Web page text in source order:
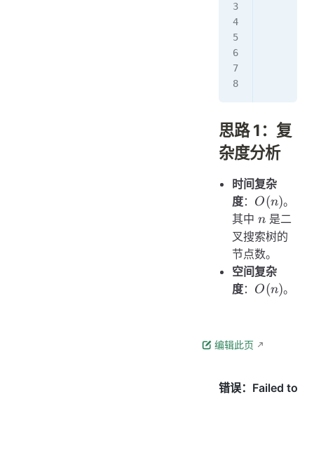
思路 1：复
杂度分析
时间复杂
度： O(n)
O(n)。
其中n
n 是二
叉搜索树的
节点数。
空间复杂
度： O(n)
O(n)。
编辑此页